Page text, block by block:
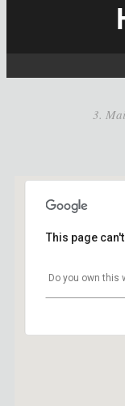
3.
This page
Do you own this